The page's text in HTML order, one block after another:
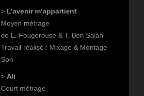
> L’avenir m’appartient
Moyen métrage
de E. Fougerouse & T. Ben Salah
Travail réalisé : Mixage & Montage
Son
> Ali
Court métrage